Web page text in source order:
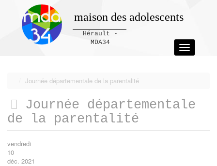
maison des adolescents
Hérault -
MDA34
Toggle
navigation
Journée départementale de la parentalité
Journée départementale
de la parentalité
vendredi
10
déc. 2021